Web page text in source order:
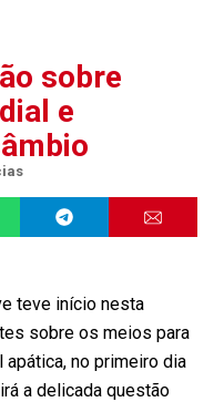
sobre
e
teve início nesta
sobre os meios para
apática, no primeiro dia
a delicada questão